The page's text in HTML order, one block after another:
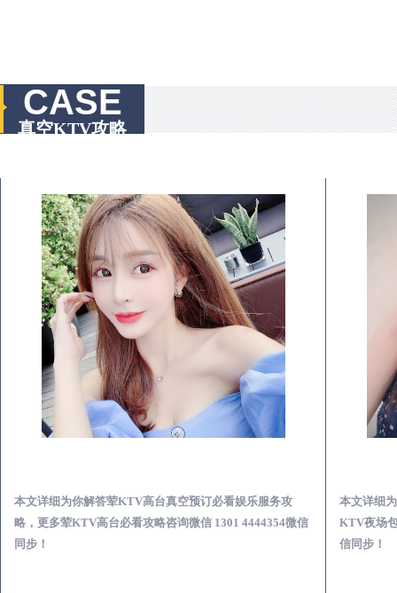
CASE
真空KTV攻略
本文详细为你解答荤KTV高台真空预订必看娱乐服务攻
略，更多荤KTV高台必看攻略咨询微信 1301 4444354微信
同步！
本文详细
KTV夜场
信同步！